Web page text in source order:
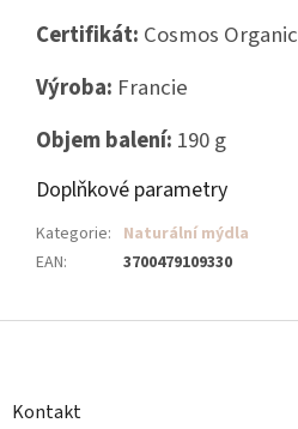
Certifikát: Cosmos Organic
Výroba: Francie
Objem balení: 190 g
Doplňkové parametry
Kategorie: Naturální mýdla
EAN: 3700479109330
Z
Kontakt